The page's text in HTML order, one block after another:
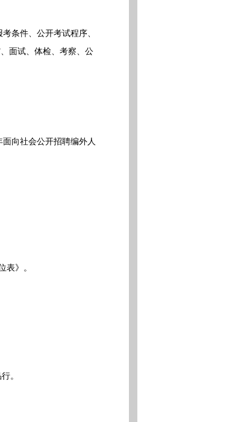
条件、公开考试程序、
面试、体检、考察、公
向社会公开招聘编外人
》。
。